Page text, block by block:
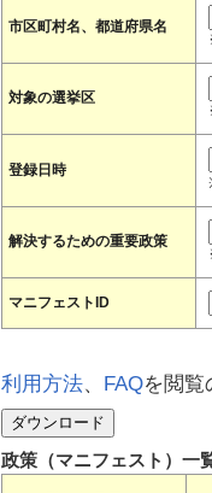
市区町村名、都道府県名
対象の選挙区
登録日時
解決するための重要政策
マニフェストID
利用方法、 FAQを閲覧
政策（マニフェスト）一